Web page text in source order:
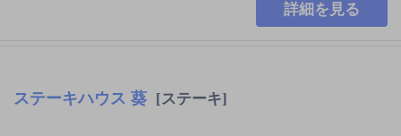
詳細を見る
ステーキハウス 葵 [ステーキ]